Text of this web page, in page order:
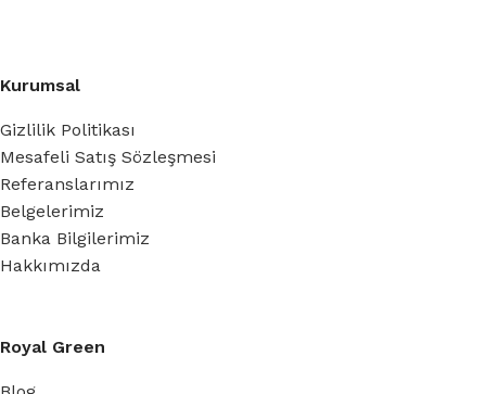
Kurumsal
Gizlilik Politikası
Mesafeli Satış Sözleşmesi
Referanslarımız
Belgelerimiz
Banka Bilgilerimiz
Hakkımızda
Royal Green